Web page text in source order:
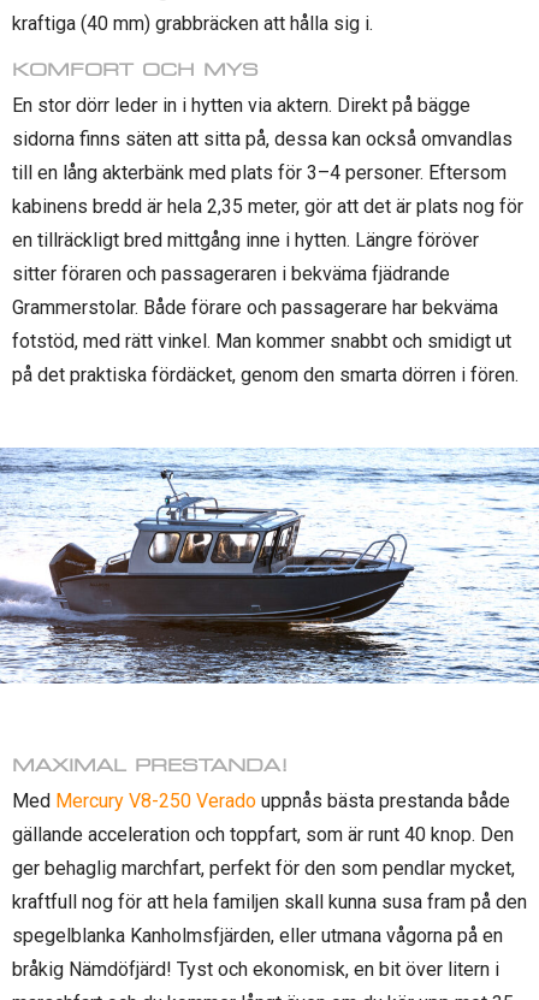
kraftiga (40 mm) grabbräcken att hålla sig i.
KOMFORT OCH MYS
En stor dörr leder in i hytten via aktern. Direkt på bägge
sidorna finns säten att sitta på, dessa kan också omvandlas
till en lång akterbänk med plats för 3–4 personer. Eftersom
kabinens bredd är hela 2,35 meter, gör att det är plats nog för
en tillräckligt bred mittgång inne i hytten. Längre föröver
sitter föraren och passageraren i bekväma fjädrande
Grammerstolar. Både förare och passagerare har bekväma
fotstöd, med rätt vinkel. Man kommer snabbt och smidigt ut
på det praktiska fördäcket, genom den smarta dörren i fören.
MAXIMAL PRESTANDA!
Med Mercury V8-250 Verado uppnås bästa prestanda både
gällande acceleration och toppfart, som är runt 40 knop. Den
ger behaglig marchfart, perfekt för den som pendlar mycket,
kraftfull nog för att hela familjen skall kunna susa fram på den
spegelblanka Kanholmsfjärden, eller utmana vågorna på en
bråkig Nämdöfjärd! Tyst och ekonomisk, en bit över litern i